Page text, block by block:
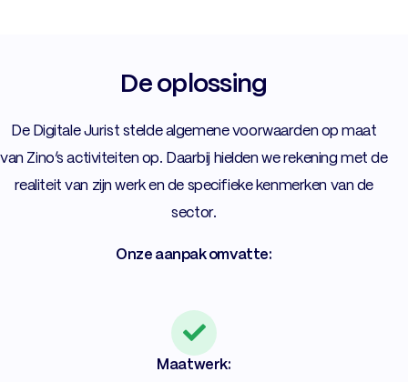
De oplossing
De Digitale Jurist stelde algemene voorwaarden op maat
van Zino’s activiteiten op. Daarbij hielden we rekening met de
realiteit van zijn werk en de specifieke kenmerken van de
sector.
Onze aanpak omvatte:
Maatwerk: